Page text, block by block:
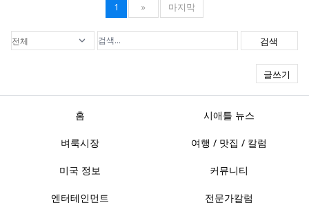
1 » 마지막
검색
글쓰기
홈 시애틀 뉴스
벼룩시장 여행 / 맛집 / 칼럼
미국 정보 커뮤니티
엔터테인먼트 전문가칼럼